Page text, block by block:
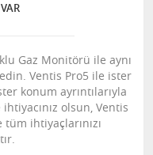
VAR
Gaz Monitörü ile aynı
Ventis Pro5 ile ister
konum ayrıntılarıyla
olsun, Ventis
ihtiyaçlarınızı